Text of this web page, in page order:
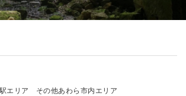
エリア
その他あわら市内エリア